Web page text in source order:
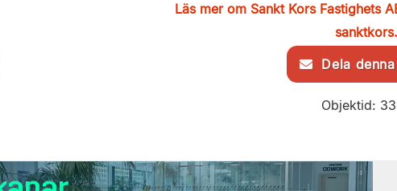
Läs mer om Sankt Kors Fastighets
Dela denna
Objektid: